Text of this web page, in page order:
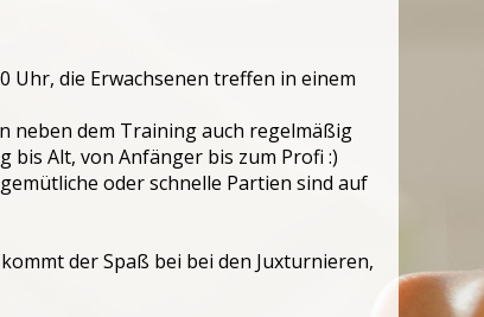
Uhr, die Erwachsenen treffen in einem
neben dem Training auch regelmäßig
bis Alt, von Anfänger bis zum Profi :)
oder schnelle Partien sind auf
der Spaß bei bei den Juxturnieren,